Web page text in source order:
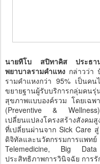
นายทีโบ สปิทาคิส ประธา
พยาบาลรามคำแหง กล่าวว่า
รามคำแหงกว่า 95% เป็นค
ขยายฐานผู้รับบริการกลุ่มค
สุขภาพแบบองค์รวม โดยเฉพ
(Preventive &
เปลี่ยนแปลงโครงสร้างสังคม
ที่เปลี่ยนผ่านจาก Sick Care
ดิจิทัลและนวัตกรรมการแพท
Telemedicine, Big
ประสิทธิภาพการวินิจฉัย การ